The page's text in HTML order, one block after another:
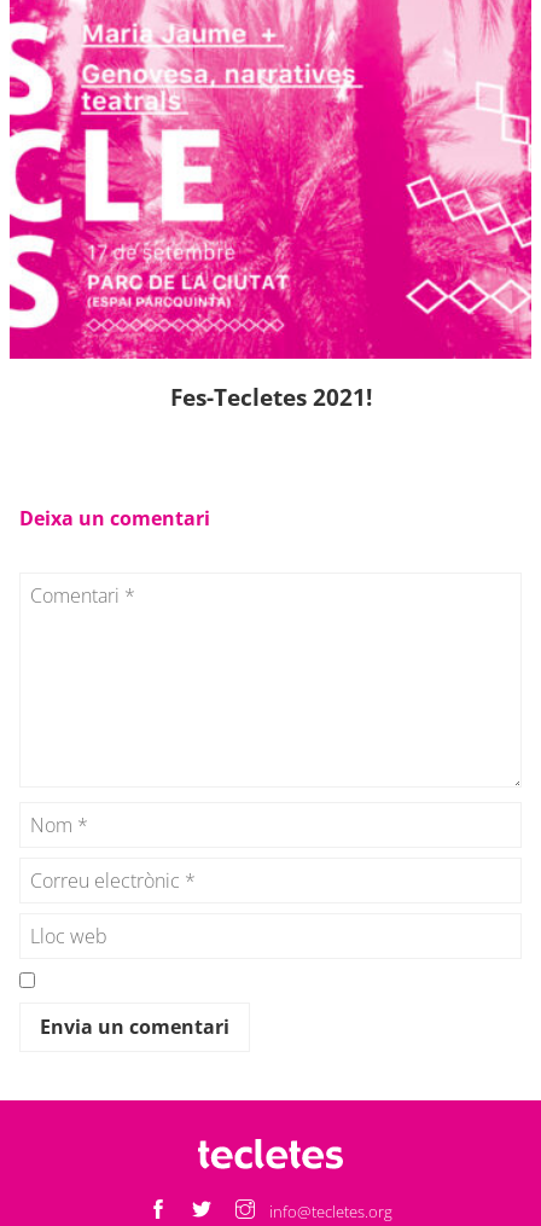
Fes-Tecletes 2021!
Deixa un comentari
info@tecletes.org